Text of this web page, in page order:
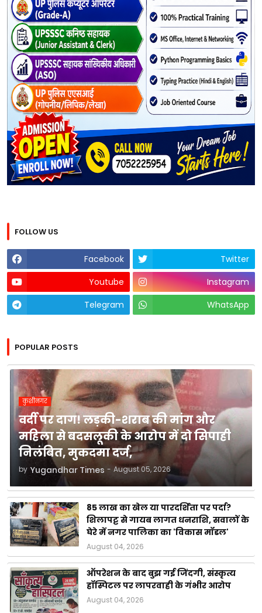
FOLLOW US
Facebook
Twitter
Youtube
Instagram
Telegram
WhatsApp
POPULAR POSTS
कुशीनगर
वर्दी पर दाग! लड़की-शराब की मांग और
महिला से बदसलूकी के आरोप में दो सिपाही
निलंबित, मुकदमा दर्ज,
by Yugandhar Times - August 05, 2026
85 लाख का खेल या पारदर्शिता पर पर्दा?
शिलापट्ट से गायब लागत धनराशि, सवालों के
घेरे में नगर पालिका का 'विकास मॉडल'
August 04, 2026
ऑपरेशन के बाद बुझ गई जिंदगी, संस्कृत्य
हॉस्पिटल पर लापरवाही के गंभीर आरोप
August 04, 2026